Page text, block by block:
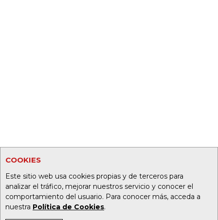
COOKIES
Este sitio web usa cookies propias y de terceros para
analizar el tráfico, mejorar nuestros servicio y conocer el
comportamiento del usuario. Para conocer más, acceda a
nuestra Política de Cookies.